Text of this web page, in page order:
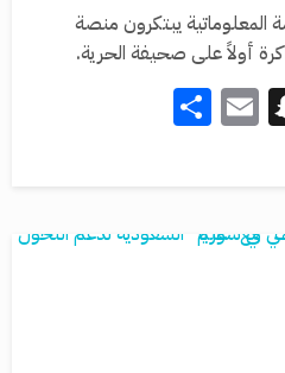
المعلوماتية يبتكرون منصة
أولاً على صحيفة الحرية.
Snapchat
Email